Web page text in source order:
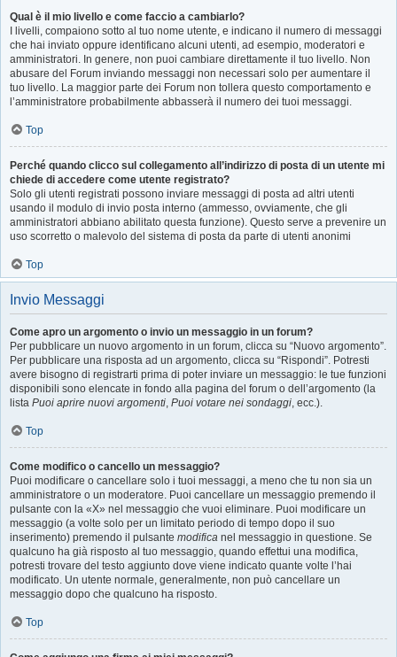
Qual è il mio livello e come faccio a cambiarlo?
I livelli, compaiono sotto al tuo nome utente, e indicano il numero di messaggi
che hai inviato oppure identificano alcuni utenti, ad esempio, moderatori e
amministratori. In genere, non puoi cambiare direttamente il tuo livello. Non
abusare del Forum inviando messaggi non necessari solo per aumentare il
tuo livello. La maggior parte dei Forum non tollera questo comportamento e
l’amministratore probabilmente abbasserà il numero dei tuoi messaggi.
Top
Perché quando clicco sul collegamento all’indirizzo di posta di un utente mi
chiede di accedere come utente registrato?
Solo gli utenti registrati possono inviare messaggi di posta ad altri utenti
usando il modulo di invio posta interno (ammesso, ovviamente, che gli
amministratori abbiano abilitato questa funzione). Questo serve a prevenire un
uso scorretto o malevolo del sistema di posta da parte di utenti anonimi
Top
Invio Messaggi
Come apro un argomento o invio un messaggio in un forum?
Per pubblicare un nuovo argomento in un forum, clicca su “Nuovo argomento”.
Per pubblicare una risposta ad un argomento, clicca su “Rispondi”. Potresti
avere bisogno di registrarti prima di poter inviare un messaggio: le tue funzioni
disponibili sono elencate in fondo alla pagina del forum o dell’argomento (la
lista Puoi aprire nuovi argomenti, Puoi votare nei sondaggi, ecc.).
Top
Come modifico o cancello un messaggio?
Puoi modificare o cancellare solo i tuoi messaggi, a meno che tu non sia un
amministratore o un moderatore. Puoi cancellare un messaggio premendo il
pulsante con la «X» nel messaggio che vuoi eliminare. Puoi modificare un
messaggio (a volte solo per un limitato periodo di tempo dopo il suo
inserimento) premendo il pulsante modifica nel messaggio in questione. Se
qualcuno ha già risposto al tuo messaggio, quando effettui una modifica,
potresti trovare del testo aggiunto dove viene indicato quante volte l’hai
modificato. Un utente normale, generalmente, non può cancellare un
messaggio dopo che qualcuno ha risposto.
Top